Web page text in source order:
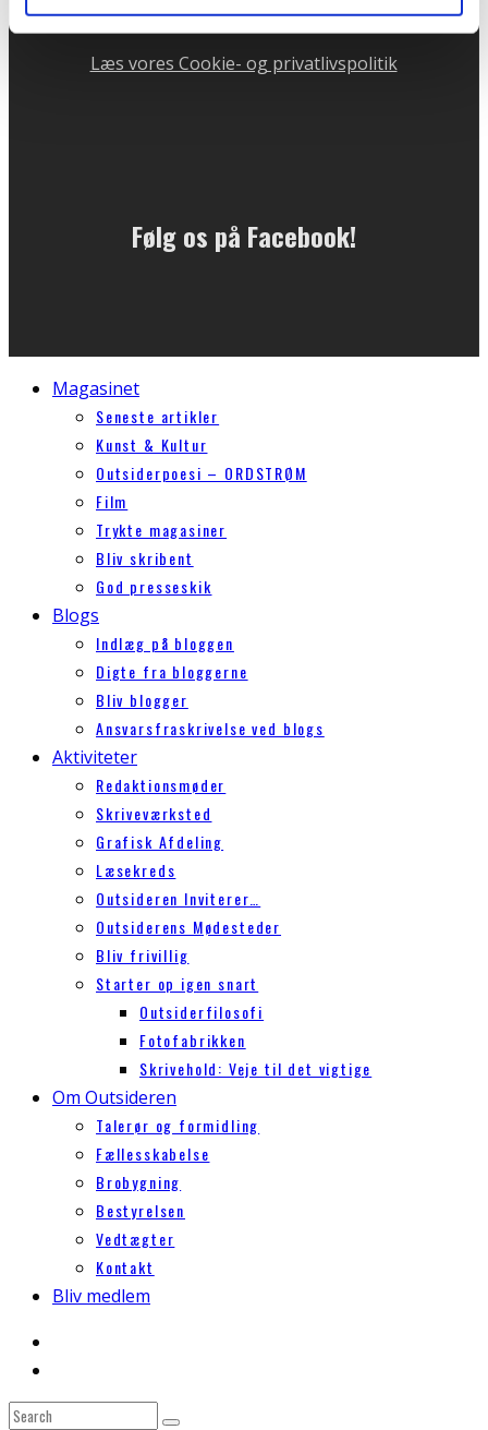
CVR: 31732204
Læs vores Cookie- og privatlivspolitik
Følg os på Facebook!
Magasinet
Seneste artikler
Kunst & Kultur
Outsiderpoesi – ORDSTRØM
Film
Trykte magasiner
Bliv skribent
God presseskik
Blogs
Indlæg på bloggen
Digte fra bloggerne
Bliv blogger
Ansvarsfraskrivelse ved blogs
Aktiviteter
Redaktionsmøder
Skriveværksted
Grafisk Afdeling
Læsekreds
Outsideren Inviterer…
Outsiderens Mødesteder
Bliv frivillig
Starter op igen snart
Outsiderfilosofi
Fotofabrikken
Skrivehold: Veje til det vigtige
Om Outsideren
Talerør og formidling
Fællesskabelse
Brobygning
Bestyrelsen
Vedtægter
Kontakt
Bliv medlem